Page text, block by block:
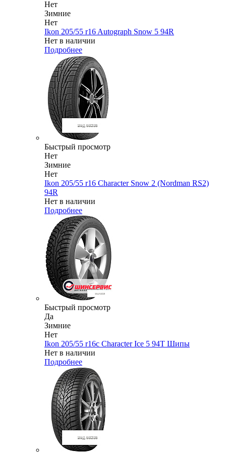
Нет
Зимние
Нет
Ikon 205/55 r16 Autograph Snow 5 94R
Нет в наличии
Подробнее
Быстрый просмотр
Нет
Зимние
Нет
Ikon 205/55 r16 Character Snow 2 (Nordman RS2)
94R
Нет в наличии
Подробнее
Быстрый просмотр
Да
Зимние
Нет
Ikon 205/55 r16c Character Ice 5 94T Шипы
Нет в наличии
Подробнее